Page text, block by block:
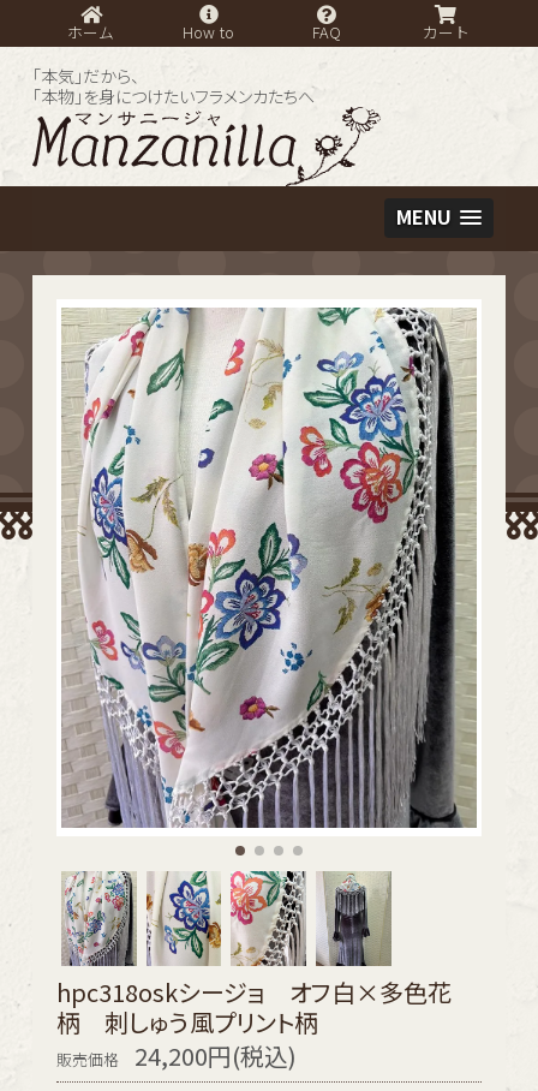
ホーム How to FAQ カート
「本気」だから、
「本物」を身につけたいフラメンカたちへ
MENU
hpc318oskシージョ オフ白×多色花
柄 刺しゅう風プリント柄
販売価格 24,200円(税込)